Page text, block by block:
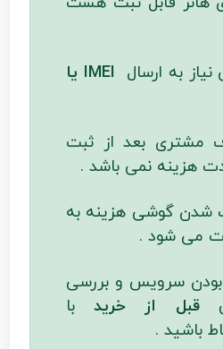
به ارسال
IMEI یا
مشتری بعد از ثبت
هزینه نمی باشد .
شدن گوشی هزینه به
می شود .
سرویس و بررسی
قبل از خریدبا
باشید .